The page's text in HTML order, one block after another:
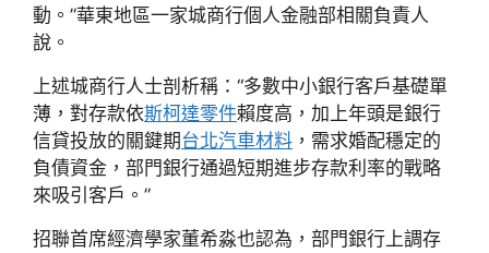
動。”華東地區一家城商行個人金融部相關負責人
說。
上述城商行人士剖析稱：“多數中小銀行客戶基礎單
薄，對存款依斯柯達零件賴度高，加上年頭是銀行
信貸投放的關鍵期台北汽車材料 ，需求婚配穩定的
負債資金，部門銀行通過短期進步存款利率的戰略
來吸引客戶。”
招聯首席經濟學家董希淼也認為，部門銀行上調存